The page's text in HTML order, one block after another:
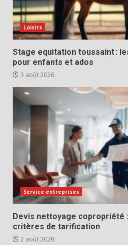
Loisirs
Stage equitation toussaint :
pour enfants et ados
3 août 2026
Service entreprises
Devis nettoyage copropriété
critères de tarification
2 août 2026